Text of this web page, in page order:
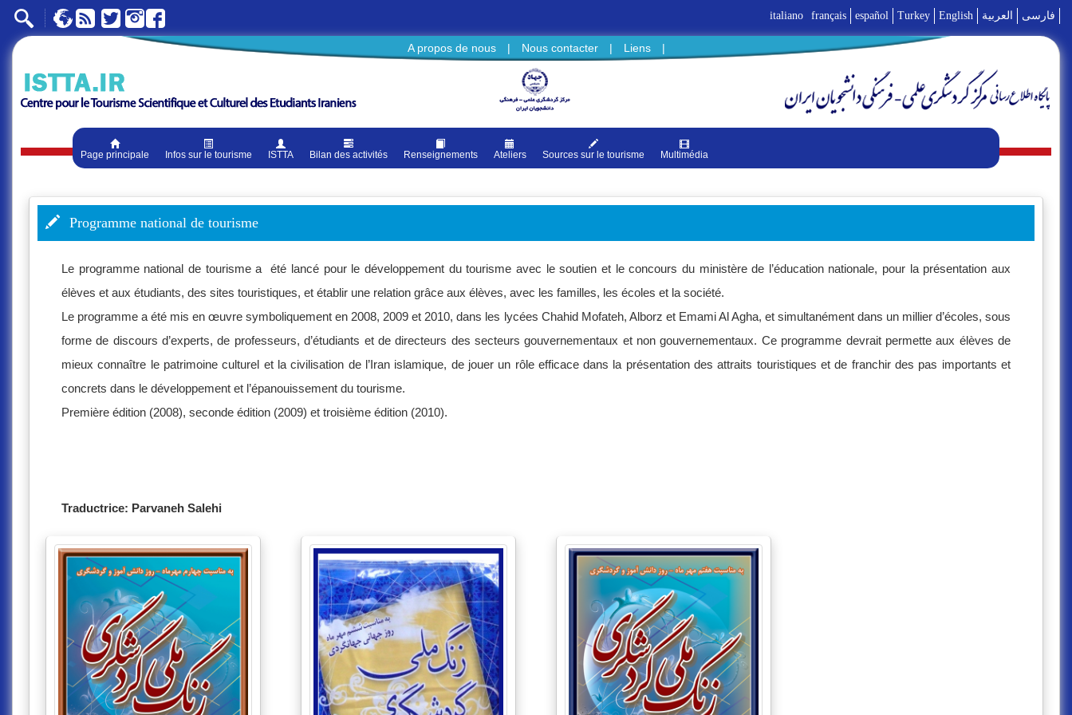
فارسی العربية English
Turkey
español
français
italiano
A propos de nous | Nous contacter | Liens |
Page principale Infos sur le tourisme ISTTA Bilan des activités Renseignements Ateliers Sources sur le tourisme Multimédia
Programme national de tourisme
Le programme national de tourisme a été lancé pour le développement du tourisme avec le soutien et le concours du ministère de l’éducation nationale, pour la présentation aux
élèves et aux étudiants, des sites touristiques, et établir une relation grâce aux élèves, avec les familles, les écoles et la société.
Le programme a été mis en œuvre symboliquement en 2008, 2009 et 2010, dans les lycées Chahid Mofateh, Alborz et Emami Al Agha, et simultanément dans un millier d’écoles, sous
forme de discours d’experts, de professeurs, d’étudiants et de directeurs des secteurs gouvernementaux et non gouvernementaux. Ce programme devrait permette aux élèves de
mieux connaître le patrimoine culturel et la civilisation de l’Iran islamique, de jouer un rôle efficace dans la présentation des attraits touristiques et de franchir des pas importants et
concrets dans le développement et l’épanouissement du tourisme.
Première édition (2008), seconde édition (2009) et troisième édition (2010).
Traductrice: Parvaneh Salehi